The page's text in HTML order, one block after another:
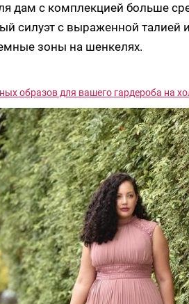
дам с комплекцией больше
силуэт с выраженной талией
зоны на шенкелях.
образов для вашего гардероба на